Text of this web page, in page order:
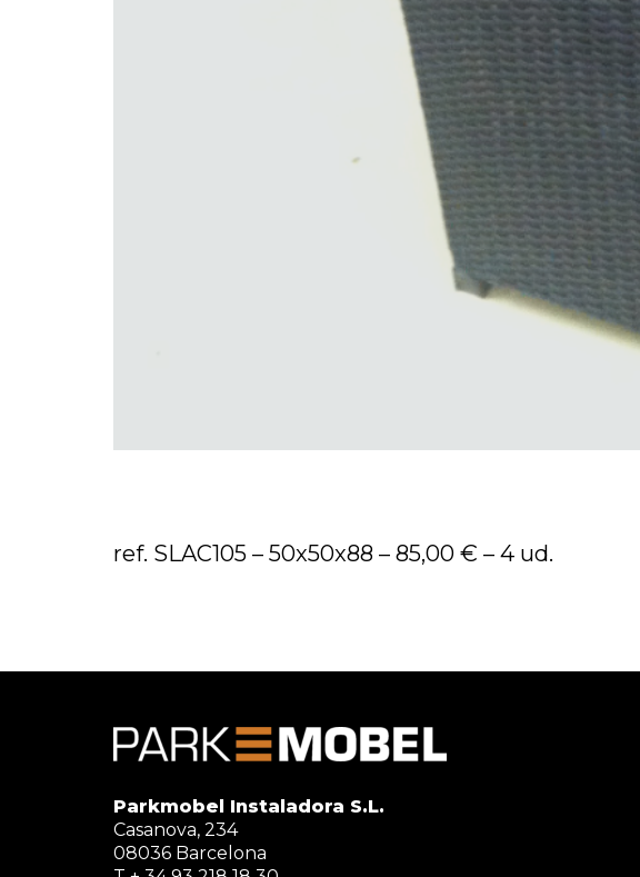
ref. SLAC105 – 50x50x88 – 85,00 € – 4 ud.
Parkmobel Instaladora S.L.
Casanova, 234
08036 Barcelona